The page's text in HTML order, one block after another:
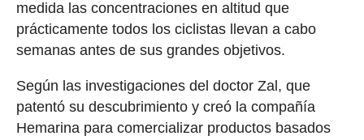
medida las concentraciones en altitud que
prácticamente todos los ciclistas llevan a cabo
semanas antes de sus grandes objetivos.
Según las investigaciones del doctor Zal, que
patentó su descubrimiento y creó la compañía
Hemarina para comercializar productos basados